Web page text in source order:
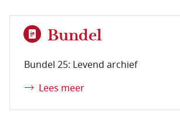
Bundel
Bundel 25: Levend archief
Lees meer